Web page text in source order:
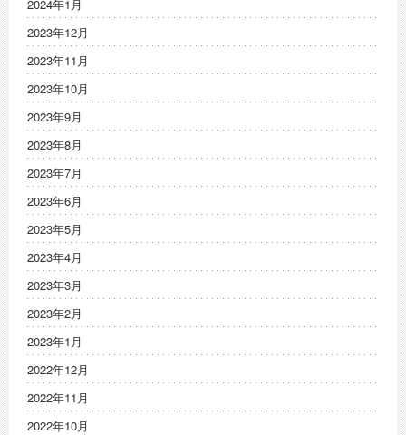
2024年1月
2023年12月
2023年11月
2023年10月
2023年9月
2023年8月
2023年7月
2023年6月
2023年5月
2023年4月
2023年3月
2023年2月
2023年1月
2022年12月
2022年11月
2022年10月